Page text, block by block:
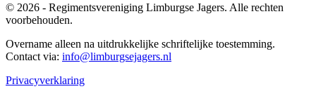
© 2026 - Regimentsvereniging Limburgse Jagers. Alle rechten
voorbehouden.
Overname alleen na uitdrukkelijke schriftelijke toestemming.
Contact via: info@limburgsejagers.nl
Privacyverklaring